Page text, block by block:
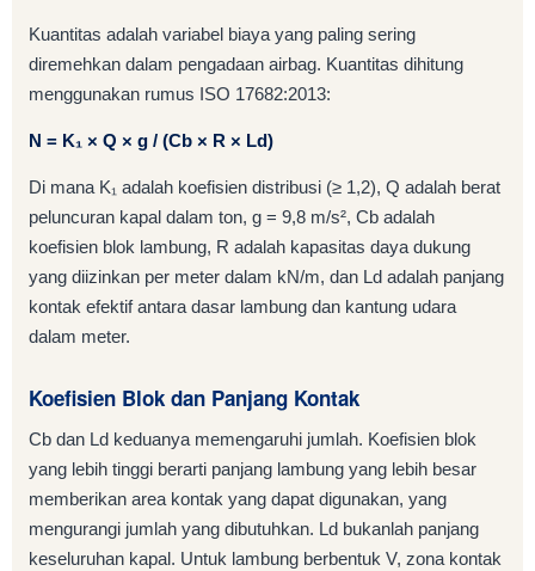
Kuantitas adalah variabel biaya yang paling sering
diremehkan dalam pengadaan airbag. Kuantitas dihitung
menggunakan rumus ISO 17682:2013:
N = K₁ × Q × g / (Cb × R × Ld)
Di mana K₁ adalah koefisien distribusi (≥ 1,2), Q adalah berat
peluncuran kapal dalam ton, g = 9,8 m/s², Cb adalah
koefisien blok lambung, R adalah kapasitas daya dukung
yang diizinkan per meter dalam kN/m, dan Ld adalah panjang
kontak efektif antara dasar lambung dan kantung udara
dalam meter.
Koefisien Blok dan Panjang Kontak
Cb dan Ld keduanya memengaruhi jumlah. Koefisien blok
yang lebih tinggi berarti panjang lambung yang lebih besar
memberikan area kontak yang dapat digunakan, yang
mengurangi jumlah yang dibutuhkan. Ld bukanlah panjang
keseluruhan kapal. Untuk lambung berbentuk V, zona kontak